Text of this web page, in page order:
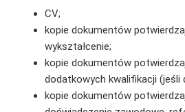
CV;
kopie dokumentów
wykształcenie;
kopie dokumentów
dodatkowych kwalifikacji (jeśli
kopie dokumentów